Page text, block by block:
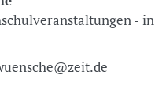
Hochschulveranstaltungen